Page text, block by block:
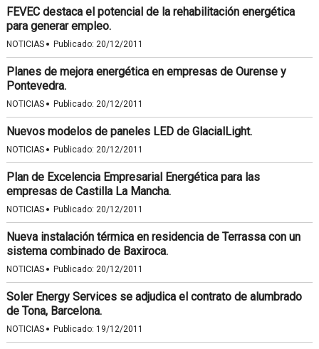
FEVEC destaca el potencial de la rehabilitación energética
para generar empleo.
NOTICIAS · Publicado: 20/12/2011
Planes de mejora energética en empresas de Ourense y
Pontevedra.
NOTICIAS · Publicado: 20/12/2011
Nuevos modelos de paneles LED de GlacialLight.
NOTICIAS · Publicado: 20/12/2011
Plan de Excelencia Empresarial Energética para las
empresas de Castilla La Mancha.
NOTICIAS · Publicado: 20/12/2011
Nueva instalación térmica en residencia de Terrassa con un
sistema combinado de Baxiroca.
NOTICIAS · Publicado: 20/12/2011
Soler Energy Services se adjudica el contrato de alumbrado
de Tona, Barcelona.
NOTICIAS · Publicado: 19/12/2011